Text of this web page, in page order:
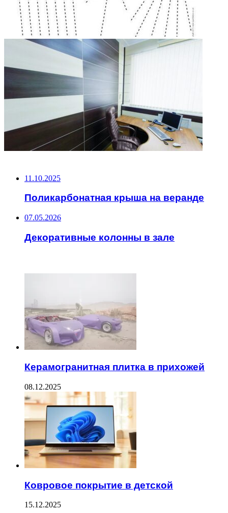
11.10.2025
Поликарбонатная крыша на веранде
07.05.2026
Декоративные колонны в зале
Керамогранитная плитка в прихожей
08.12.2025
Ковровое покрытие в детской
15.12.2025